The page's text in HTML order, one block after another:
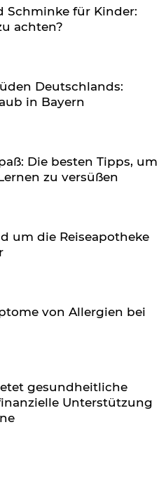
Schminke für Kinder:
achten?
Deutschlands:
in Bayern
Die besten Tipps, um
zu versüßen
um die Reiseapotheke
von Allergien bei
gesundheitliche
Unterstützung